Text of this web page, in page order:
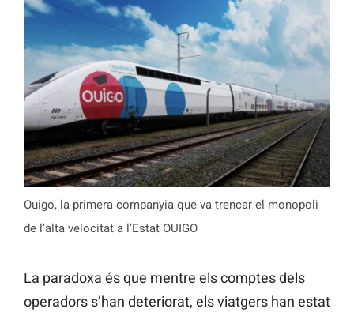
Ouigo, la primera companyia que va trencar el monopoli
de l’alta velocitat a l’Estat OUIGO
La paradoxa és que mentre els comptes dels
operadors s’han deteriorat, els viatgers han estat